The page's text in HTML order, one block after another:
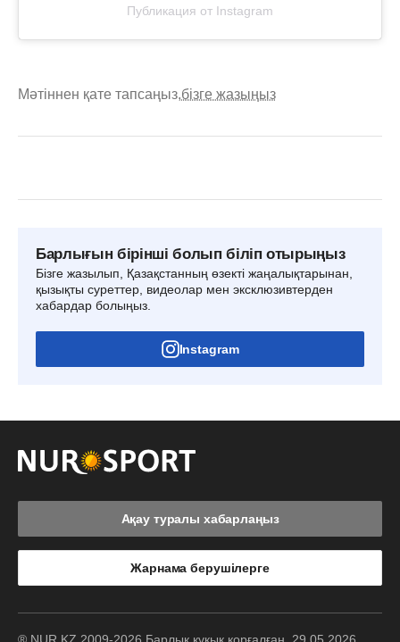
Публикация от Instagram
Мәтіннен қате тапсаңыз,бізге жазыңыз
Барлығын бірінші болып біліп отырыңыз
Бізге жазылып, Қазақстанның өзекті жаңалықтарынан,
қызықты суреттер, видеолар мен эксклюзивтерден
хабардар болыңыз.
Instagram
Ақау туралы хабарлаңыз
Жарнама берушілерге
® NUR.KZ 2009-2026 Барлық құқық қорғалған. 29.05.2026